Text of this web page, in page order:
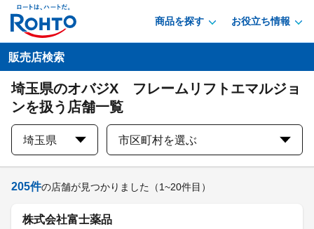
商品を探す お役立ち情報
販売店検索
埼玉県のオバジX フレームリフトエマルジョ
ンを扱う店舗一覧
埼玉県 市区町村を選ぶ
205件の店舗が見つかりました （1~20件目）
株式会社富士薬品